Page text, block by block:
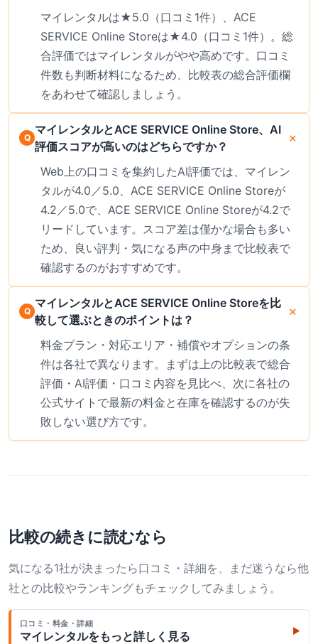
マイレンタルは★5.0（口コミ1件）、ACE
SERVICE Online Storeは★4.0（口コミ1件）。総
合評価ではマイレンタルがやや高めです。口コミ
件数も判断材料になるため、比較表の総合評価欄
をあわせて確認しましょう。
マイレンタルとACE SERVICE Online Store、AI
評価スコアが高いのはどちらですか？
Web上の口コミを集約したAI評価では、マイレン
タルが4.0／5.0、ACE SERVICE Online Storeが
4.2／5.0で、ACE SERVICE Online Storeが4.2で
リードしています。スコア差は僅かな場合も多い
ため、良い評判・気になる声の中身まで比較表で
確認するのがおすすめです。
マイレンタルとACE SERVICE Online Storeを比
較して選ぶときのポイントは？
料金プラン・対応エリア・補償やオプションの条
件は各社で異なります。まずは上の比較表で総合
評価・AI評価・口コミ内容を見比べ、次に各社の
公式サイトで最新の料金と在庫を確認するのが失
敗しない選び方です。
比較の続きに読むなら
気になる1社が決まったら口コミ・詳細を、まだ迷うなら他
社との比較やランキングもチェックしてみましょう。
口コミ・料金・詳細
マイレンタルをもっと詳しく見る ▶